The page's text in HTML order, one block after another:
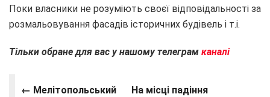
Поки власники не розуміють своєї відповідальності за
розмальовування фасадів історичних будівель і т.і.
Тільки обране для вас у нашому телеграм каналі
← Мелітопольський
На місці падіння